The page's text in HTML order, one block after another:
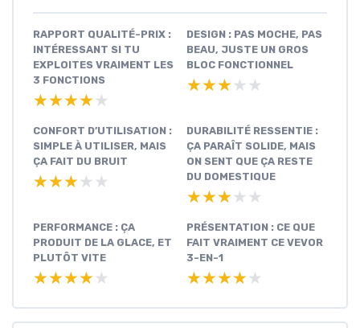
RAPPORT QUALITÉ-PRIX :
INTÉRESSANT SI TU
EXPLOITES VRAIMENT LES
3 FONCTIONS
★★★★★
★★★★★
DESIGN : PAS MOCHE, PAS
BEAU, JUSTE UN GROS
BLOC FONCTIONNEL
★★★★★
★★★★★
CONFORT D’UTILISATION :
SIMPLE À UTILISER, MAIS
ÇA FAIT DU BRUIT
★★★★★
★★★★★
DURABILITÉ RESSENTIE :
ÇA PARAÎT SOLIDE, MAIS
ON SENT QUE ÇA RESTE
DU DOMESTIQUE
★★★★★
★★★★★
PERFORMANCE : ÇA
PRODUIT DE LA GLACE, ET
PLUTÔT VITE
★★★★★
★★★★★
PRÉSENTATION : CE QUE
FAIT VRAIMENT CE VEVOR
3-EN-1
★★★★★
★★★★★